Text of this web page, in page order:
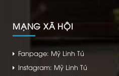
MẠNG XÃ HỘI
Fanpage: Mỹ Linh Tú
Instagram: Mỹ Linh Tú